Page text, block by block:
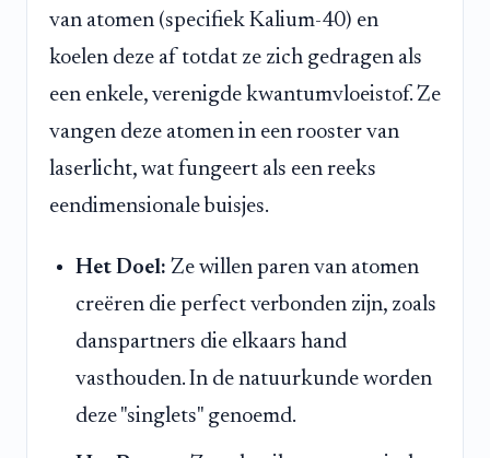
van atomen (specifiek Kalium-40) en
koelen deze af totdat ze zich gedragen als
een enkele, verenigde kwantumvloeistof. Ze
vangen deze atomen in een rooster van
laserlicht, wat fungeert als een reeks
eendimensionale buisjes.
Het Doel: Ze willen paren van atomen
creëren die perfect verbonden zijn, zoals
danspartners die elkaars hand
vasthouden. In de natuurkunde worden
deze "singlets" genoemd.